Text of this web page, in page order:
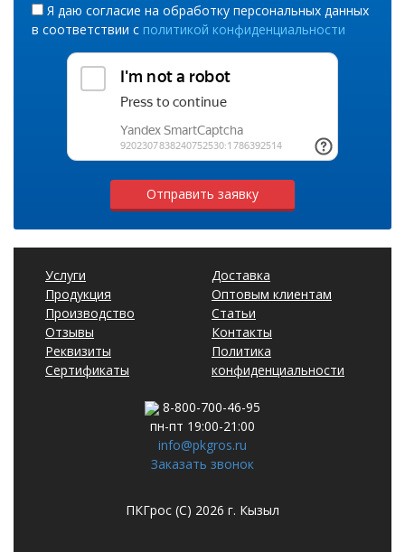
Я даю согласие на обработку персональных данных
в соответствии с политикой конфиденциальности
Отправить заявку
Услуги
Продукция
Производство
Отзывы
Реквизиты
Сертификаты
Доставка
Оптовым клиентам
Статьи
Контакты
Политика
конфиденциальности
8-800-700-46-95
пн-пт 19:00-21:00
info@pkgros.ru
Заказать звонок
ПКГрос (С) 2026 г. Кызыл